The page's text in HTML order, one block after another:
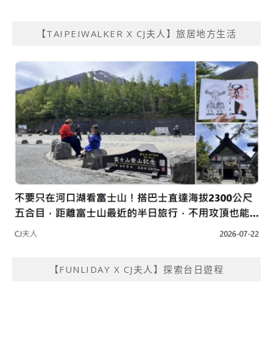
【TAIPEIWALKER X CJ夫人】旅居地方生活
【FUNLIDAY X CJ夫人】探索台日遊程